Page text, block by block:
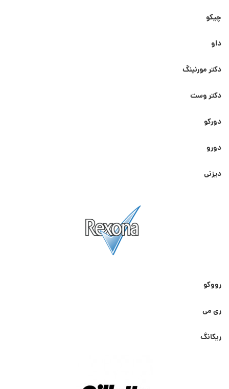
چیکو
داو
دکتر مورنینگ
دکتر وست
دورکو
دورو
دیزنی
رووکو
ری می
ریکانگ